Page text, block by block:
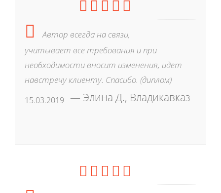
Автор всегда на связи,
учитывает все требования и при
необходимости вносит изменения, идет
навстречу клиенту. Спасибо. (диплом)
15.03.2019 Элина Д., Владикавказ